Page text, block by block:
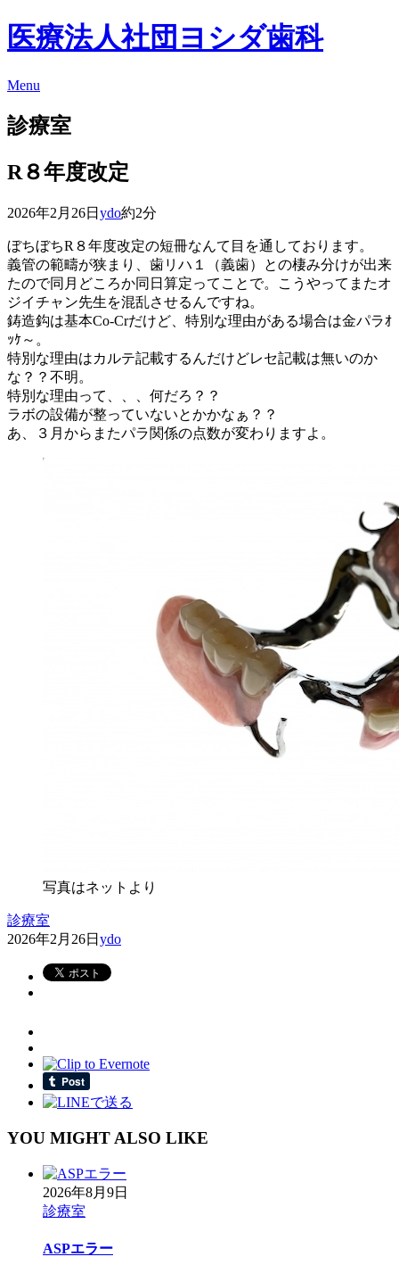
医療法人社団ヨシダ歯科
Menu
診療室
R８年度改定
2026年2月26日 ydo約2分
ぼちぼちR８年度改定の短冊なんて目を通しております。
義管の範疇が狭まり、歯リハ１（義歯）との棲み分けが出来
たので同月どころか同日算定ってことで。こうやってまたオ
ジイチャン先生を混乱させるんですね。
鋳造鈎は基本Co-Crだけど、特別な理由がある場合は金パラｵ
ｯｹ～。
特別な理由はカルテ記載するんだけどレセ記載は無いのか
な？？不明。
特別な理由って、、、何だろ？？
ラボの設備が整っていないとかかなぁ？？
あ、３月からまたパラ関係の点数が変わりますよ。
写真はネットより
診療室
2026年2月26日 ydo
YOU MIGHT ALSO LIKE
2026年8月9日
診療室
ASPエラー